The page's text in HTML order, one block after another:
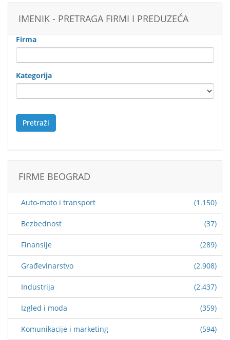
IMENIK - PRETRAGA FIRMI I PREDUZEĆA
Firma
Kategorija
Pretraži
FIRME BEOGRAD
Auto-moto i transport (1.150)
Bezbednost (37)
Finansije (289)
Građevinarstvo (2.908)
Industrija (2.437)
Izgled i moda (359)
Komunikacije i marketing (594)